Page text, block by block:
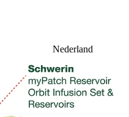
Nederland
Einsteinbaan14
3439 NJ